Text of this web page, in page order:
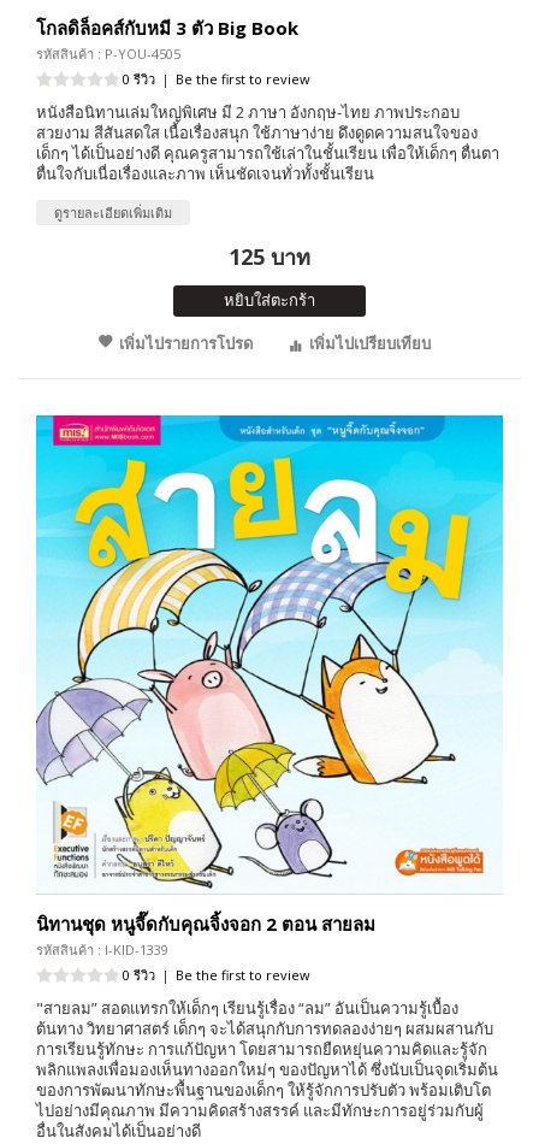
โกลดิล็อคส์กับหมี 3 ตัว Big Book
รหัสสินค้า : P-YOU-4505
0 รีวิว | Be the first to review
หนังสือนิทานเล่มใหญ่พิเศษ มี 2 ภาษา อังกฤษ-ไทย ภาพประกอบ
สวยงาม สีสันสดใส เนื้อเรื่องสนุก ใช้ภาษาง่าย ดึงดูดความสนใจของ
เด็กๆ ได้เป็นอย่างดี คุณครูสามารถใช้เล่าในชั้นเรียน เพื่อให้เด็กๆ ตื่นตา
ตื่นใจกับเนื่อเรื่องและภาพ เห็นชัดเจนทั่วทั้งชั้นเรียน
ดูรายละเอียดเพิ่มเติม
125 บาท
หยิบใส่ตะกร้า
เพิ่มไปรายการโปรด
เพิ่มไปเปรียบเทียบ
นิทานชุด หนูจี๊ดกับคุณจิ้งจอก 2 ตอน สายลม
รหัสสินค้า : I-KID-1339
0 รีวิว | Be the first to review
"สายลม” สอดแทรกให้เด็กๆ เรียนรู้เรื่อง “ลม” อันเป็นความรู้เบื้อง
ต้นทาง วิทยาศาสตร์ เด็กๆ จะได้สนุกกับการทดลองง่ายๆ ผสมผสานกับ
การเรียนรู้ทักษะ การแก้ปัญหา โดยสามารถยืดหยุ่นความคิดและรู้จัก
พลิกแพลงเพื่อมองเห็นทางออกใหม่ๆ ของปัญหาได้ ซึ่งนับเป็นจุดเริ่มต้น
ของการพัฒนาทักษะพื้นฐานของเด็กๆ ให้รู้จักการปรับตัว พร้อมเติบโต
ไปอย่างมีคุณภาพ มีความคิดสร้างสรรค์ และมีทักษะการอยู่ร่วมกับผู้
อื่นในสังคมได้เป็นอย่างดี